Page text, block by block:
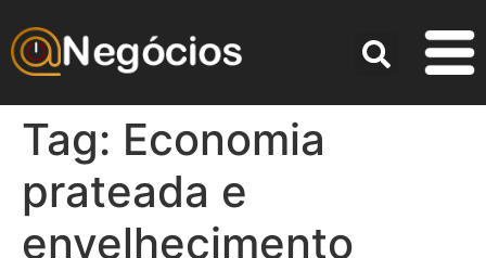
Tag: Economia
prateada e
envelhecimento